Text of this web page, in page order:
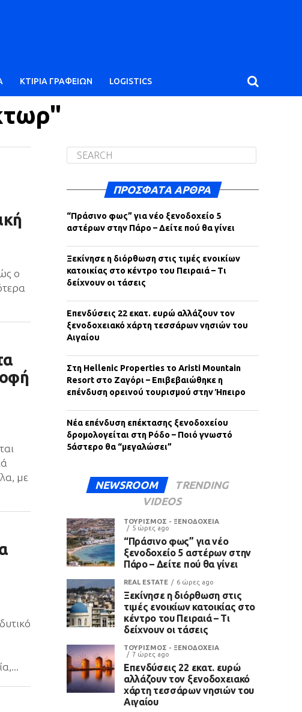
ΚΤΙΡΙΑ ΓΡΑΦΕΙΩΝ LOGISTICS
ο
με
ΠΡΌΣΦΑΤΑ ΆΡΘΡΑ
“Πράσινο φως” για νέο ξενοδοχείο 5
αστέρων στην Πάρο – Δείτε πού θα γίνει
Ξεκίνησε η διόρθωση στις τιμές ενοικίων
κατοικίας στο κέντρο του Πειραιά – Τι
δείχνουν οι τάσεις
Επενδύσεις 22 εκατ. ευρώ αλλάζουν τον
ξενοδοχειακό χάρτη τεσσάρων νησιών του
Αιγαίου
Στη Hellenic Properties το Aristi Mountain
Resort στο Ζαγόρι – Επιβεβαιώθηκε η
επένδυση ορεινού τουρισμού στην Ήπειρο
Νέα επένδυση επέκτασης ξενοδοχείου
δρομολογείται στη Ρόδο – Ποιό γνωστό
5άστερο θα “μεγαλώσει”
NEWSROOM
TRENDING
VIDEOS
ΤΟΥΡΙΣΜΟΣ - ΞΕΝΟΔΟΧΕΙΑ
5 ώρες ago
“Πράσινο φως” για νέο
ξενοδοχείο 5 αστέρων στην
Πάρο – Δείτε πού θα γίνει
REAL ESTATE 6 ώρες ago
Ξεκίνησε η διόρθωση στις
τιμές ενοικίων κατοικίας στο
κέντρο του Πειραιά – Τι
δείχνουν οι τάσεις
ΤΟΥΡΙΣΜΟΣ - ΞΕΝΟΔΟΧΕΙΑ
7 ώρες ago
Επενδύσεις 22 εκατ. ευρώ
αλλάζουν τον ξενοδοχειακό
χάρτη τεσσάρων νησιών του
Αιγαίου